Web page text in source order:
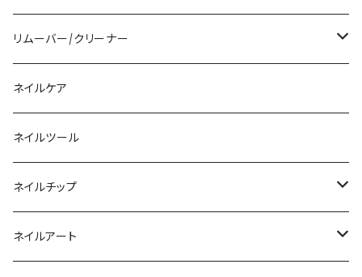
その他ツール
ベースジェル
ファンクションジェル
カラージェル
ベーシックカラージェル
マグネットジェル
ジェルブラシ
アクリルブラシ
マグネット
その他
リムーバー/クリーナー
リムーバー
クリーナー
アセトン
エタノール
ネイルケア
ネイルツール
ネイルチップ
ノーマルチップ
ネイルアート